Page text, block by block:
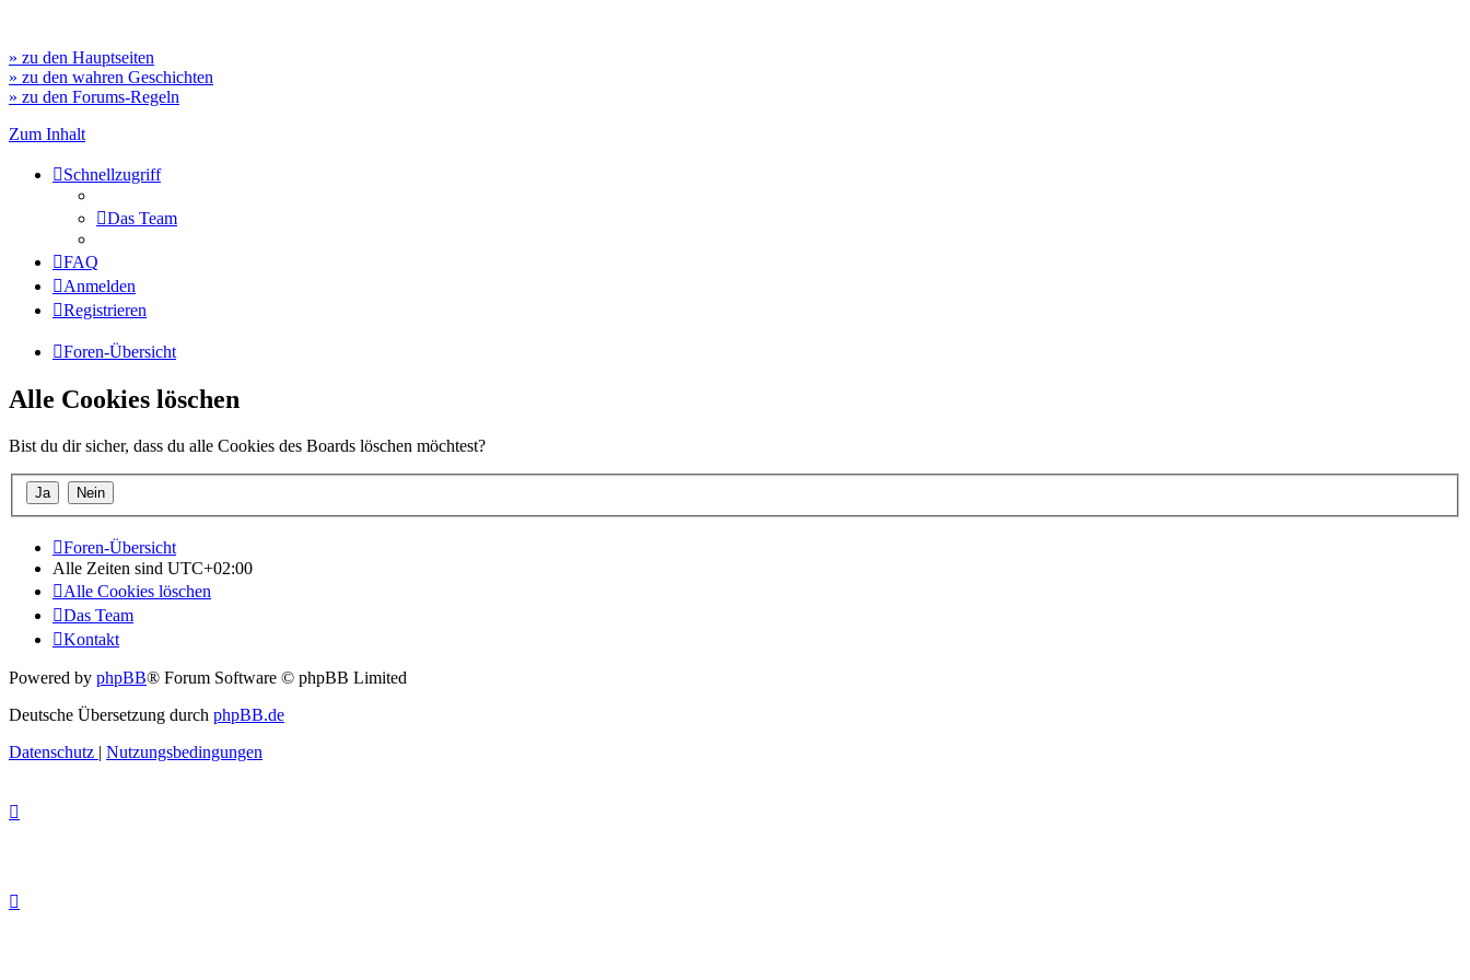
» zu den Hauptseiten
» zu den wahren Geschichten
» zu den Forums-Regeln
Zum Inhalt
Schnellzugriff
Das Team
FAQ
Anmelden
Registrieren
Foren-Übersicht
Alle Cookies löschen
Bist du dir sicher, dass du alle Cookies des Boards löschen möchtest?
Foren-Übersicht
Alle Zeiten sind UTC+02:00
Alle Cookies löschen
Das Team
Kontakt
Powered by phpBB® Forum Software © phpBB Limited
Deutsche Übersetzung durch phpBB.de
Datenschutz | Nutzungsbedingungen